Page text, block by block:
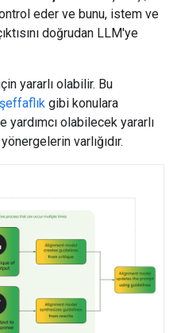
eder ve bunu, istem ve
doğrudan LLM'ye
yararlı olabilir. Bu
şeffaflık gibi konulara
yardımcı olabilecek yararlı
varlığıdır.